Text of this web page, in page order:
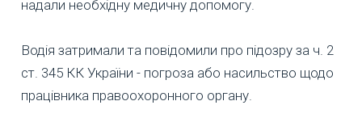
надали необхідну медичну допомогу.
Водія затримали та повідомили про підозру за ч. 2
ст. 345 КК України - погроза або насильство щодо
працівника правоохоронного органу.